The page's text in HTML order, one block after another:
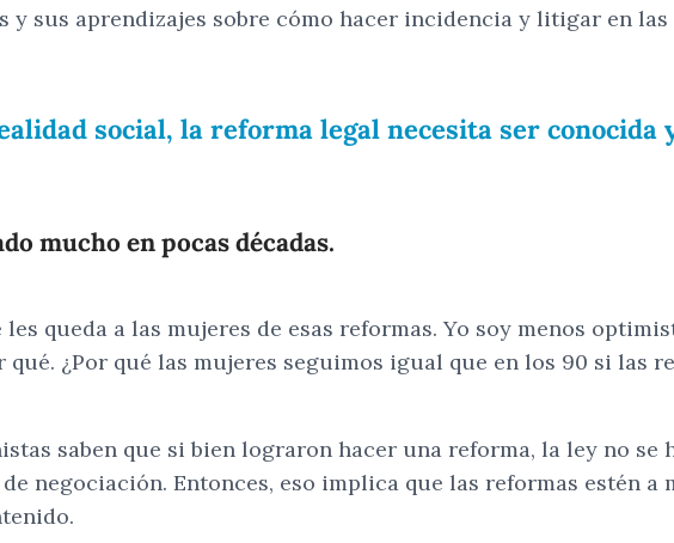
y sus aprendizajes sobre cómo hacer incidencia y litigar en
social, la reforma legal necesita ser conocida
mucho en pocas décadas.
queda a las mujeres de esas reformas. Yo soy menos
qué. ¿Por qué las mujeres seguimos igual que en los 90 si las
saben que si bien lograron hacer una reforma, la ley no se
negociación. Entonces, eso implica que las reformas estén